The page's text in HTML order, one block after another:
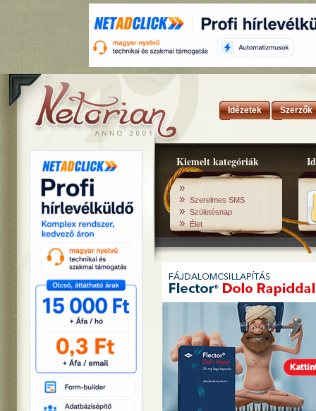
Idézetek Szerzők
Kiemelt kategóriák
»
» Szerelmes SMS
» Születésnap
» Élet